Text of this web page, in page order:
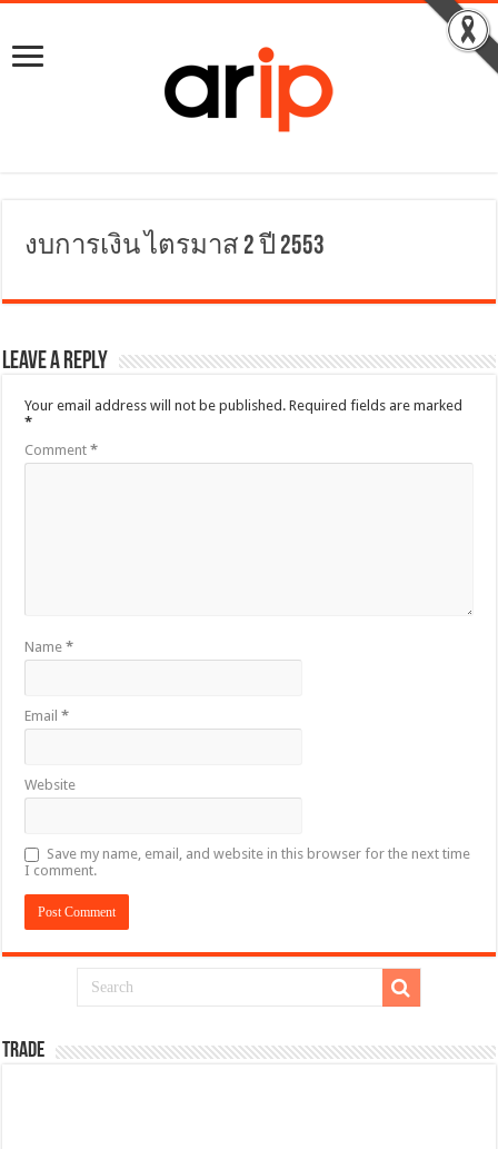
งบการเงิน ไตรมาส 2 ปี 2553
Leave a Reply
Your email address will not be published. Required fields are marked
*
Comment*
Name*
Email*
Website
Save my name, email, and website in this browser for the next time
I comment.
TRADE